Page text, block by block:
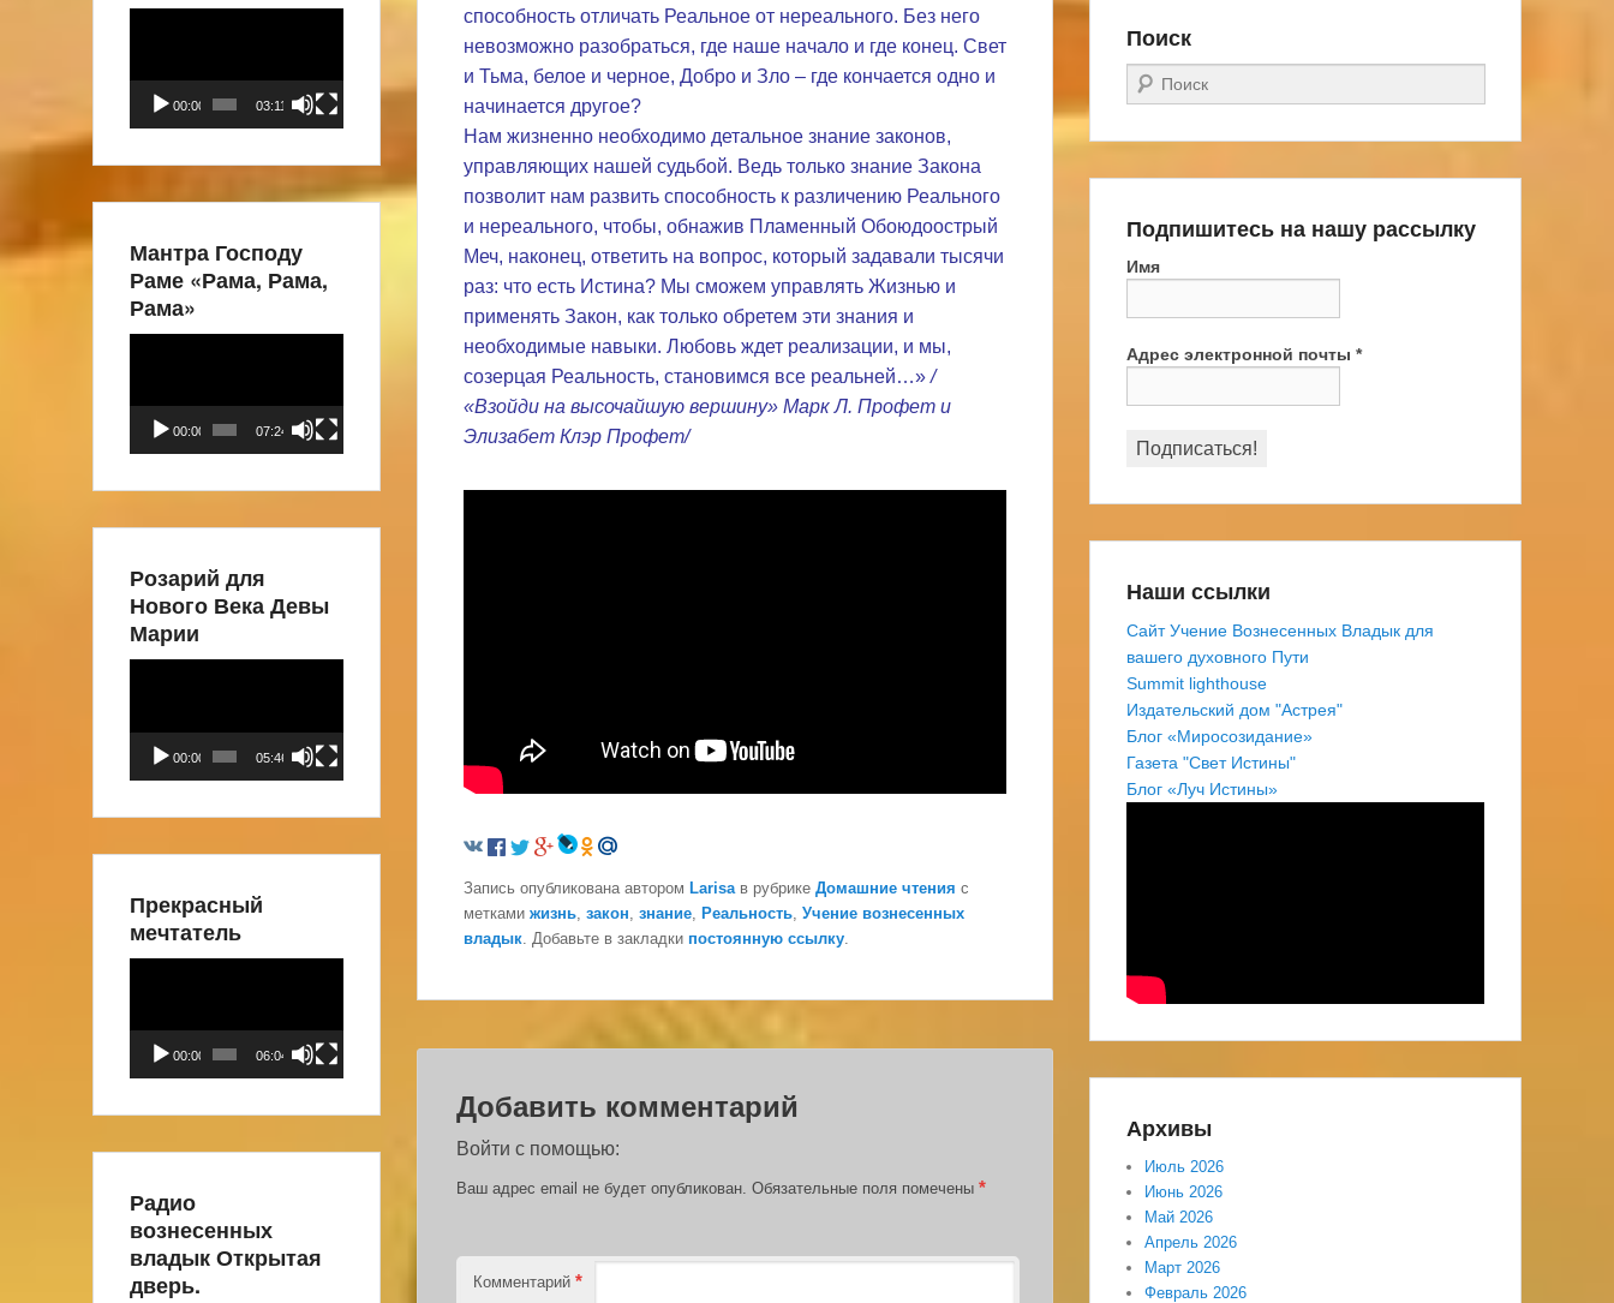
способность отличать Реальное от нереального. Без него
невозможно разобраться, где наше начало и где конец. Свет
и Тьма, белое и черное, Добро и Зло – где кончается одно и
начинается другое?
Нам жизненно необходимо детальное знание законов,
управляющих нашей судьбой. Ведь только знание Закона
позволит нам развить способность к различению Реального
и нереального, чтобы, обнажив Пламенный Обоюдоострый
Меч, наконец, ответить на вопрос, который задавали тысячи
раз: что есть Истина? Мы сможем управлять Жизнью и
применять Закон, как только обретем эти знания и
необходимые навыки. Любовь ждет реализации, и мы,
созерцая Реальность, становимся все реальней…»/
«Взойди на высочайшую вершину» Марк Л. Профет и
Элизабет Клэр Профет/
Запись опубликована автором Larisaв рубрике Домашние чтения с
метками жизнь, закон, знание, Реальность, Учение вознесенных
владык. Добавьте в закладки постоянную ссылку.
Добавить комментарий
Войти с помощью:
Ваш адрес email не будет опубликован. Обязательные поля помечены *
Комментарий *
Поиск
Поиск
Подпишитесь на нашу рассылку
Имя
Адрес электронной почты *
Наши ссылки
Сайт Учение Вознесенных Владык для
вашего духовного Пути
Summit lighthouse
Издательский дом "Астрея"
Блог «Миросозидание»
Газета "Свет Истины"
Блог «Луч Истины»
Архивы
Июль 2026
Июнь 2026
Май 2026
Апрель 2026
Март 2026
Февраль 2026
00:00 03:11
Мантра Господу
Раме «Рама, Рама,
Рама»
00:00 07:24
Розарий для
Нового Века Девы
Марии
00:00 05:46
Прекрасный
мечтатель
00:00 06:04
Радио
вознесенных
владык Открытая
дверь.